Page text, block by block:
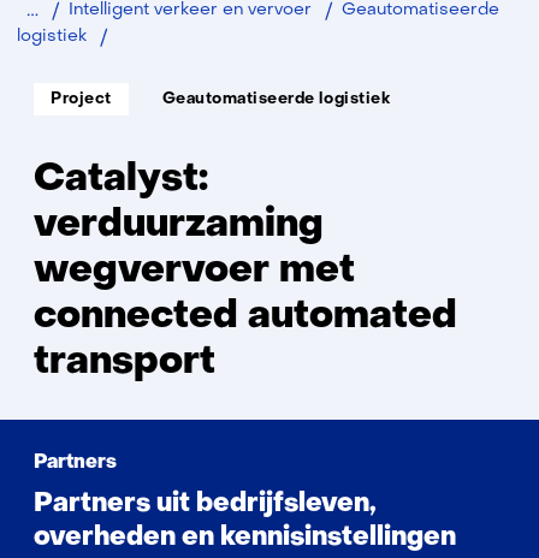
Home Intelligent verkeer en vervoer
Geautomatiseerde
logistiek
automated
transport
Soort
project:
Project
Thema:
Geautomatiseerde logistiek
Catalyst:
verduurzaming
wegvervoer met
connected automated
transport
Partners
Partners uit bedrijfsleven,
overheden en kennisinstellingen